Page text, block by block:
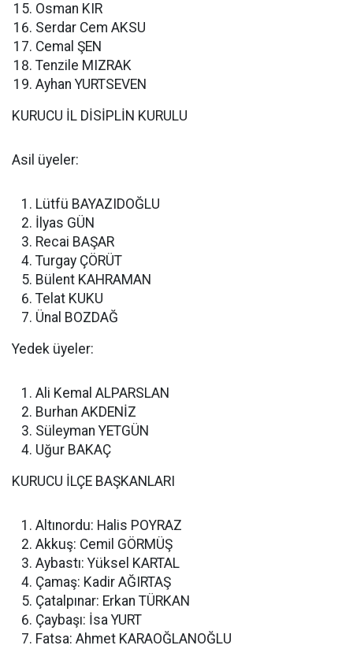
Osman KIR
Serdar Cem AKSU
Cemal ŞEN
Tenzile MIZRAK
Ayhan YURTSEVEN
KURUCU İL DİSİPLİN KURULU
Asil üyeler:
Lütfü BAYAZIDOĞLU
İlyas GÜN
Recai BAŞAR
Turgay ÇÖRÜT
Bülent KAHRAMAN
Telat KUKU
Ünal BOZDAĞ
Yedek üyeler:
Ali Kemal ALPARSLAN
Burhan AKDENİZ
Süleyman YETGÜN
Uğur BAKAÇ
KURUCU İLÇE BAŞKANLARI
Altınordu: Halis POYRAZ
Akkuş: Cemil GÖRMÜŞ
Aybastı: Yüksel KARTAL
Çamaş: Kadir AĞIRTAŞ
Çatalpınar: Erkan TÜRKAN
Çaybaşı: İsa YURT
Fatsa: Ahmet KARAOĞLANOĞLU